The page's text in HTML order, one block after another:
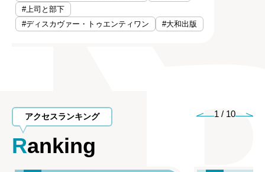
#上司と部下
#ディスカヴァー・トゥエンティワン
#大和出版
アクセスランキング
Ranking
1 / 10